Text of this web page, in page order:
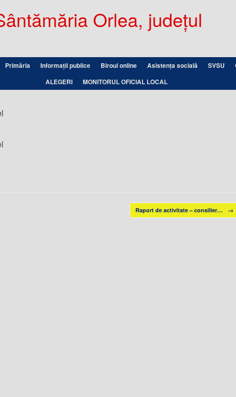
Orlea, județul
Primăria Informații publice Biroul online Asistența socială SVSU
ALEGERI
MONITORUL OFICIAL LOCAL
Raport de activitate – consilier… →